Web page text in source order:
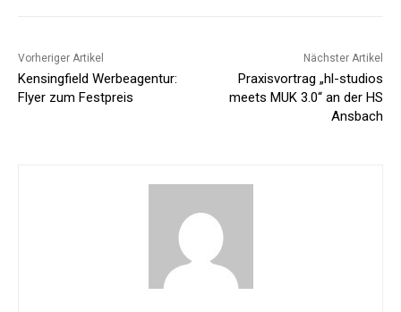
Vorheriger Artikel
Kensingfield Werbeagentur:
Flyer zum Festpreis
Nächster Artikel
Praxisvortrag „hl-studios
meets MUK 3.0“ an der HS
Ansbach